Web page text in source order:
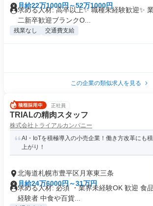
月給22万1000円～52万1000円
求める人材: 高卒以上✨ 職種未経験歓迎✨
二新卒歓迎ブランクO...
残業なし 交通費支給
この企業の類似求人を見る
正社員
TRIALの精肉スタッフ
株式会社トライアルカンパニー
AI・IoTを積極導入の小売企業！働き方改革にも
上がり！
北海道札幌市豊平区月寒東三条
月給24万6000円～31万円
求める人材: 必須 ・業界未経験OK 歓迎 食
経験者 中食や百貨...